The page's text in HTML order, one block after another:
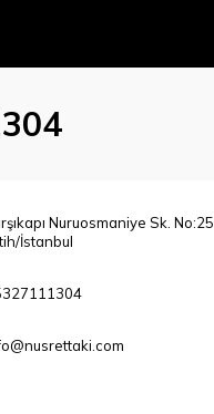
Nuruosmaniye Sk. No:25
İstanbul